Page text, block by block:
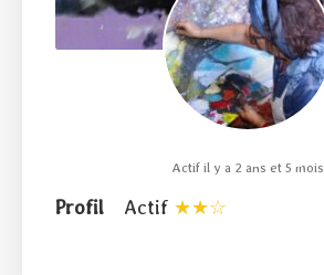
Actif il y a 2 ans et 5 mois
Profil Actif